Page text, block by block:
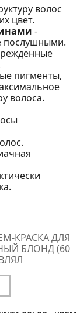
волос
цвет.
-
послушными.
пигменты,
волоса.
КРАСКА ДЛЯ
БЛОНД (60